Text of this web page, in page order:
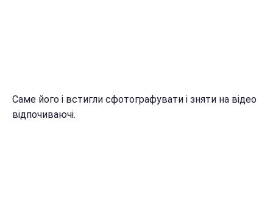
Саме його і встигли сфотографувати і зняти на відео
відпочиваючі.